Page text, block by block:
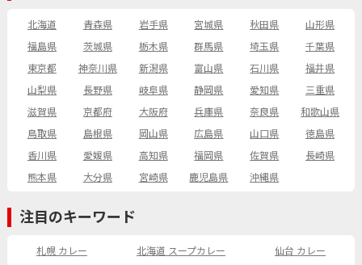
北海道 青森県 岩手県 宮城県 秋田県
山形県
福島県
茨城県 栃木県 群馬県 埼玉県
千葉県
東京都
神奈川県 新潟県 富山県 石川県
福井県
山梨県
長野県 岐阜県 静岡県 愛知県
三重県
滋賀県
京都府 大阪府 兵庫県 奈良県
和歌山県
鳥取県
島根県 岡山県 広島県 山口県
徳島県
香川県
愛媛県 高知県 福岡県 佐賀県
長崎県
熊本県
大分県 宮崎県 鹿児島県 沖縄県
注目のキーワード
札幌 カレー 北海道 スープカレー
仙台 カレー